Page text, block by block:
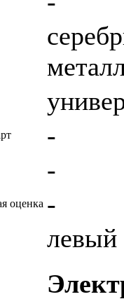
-
-
оценка -
левый